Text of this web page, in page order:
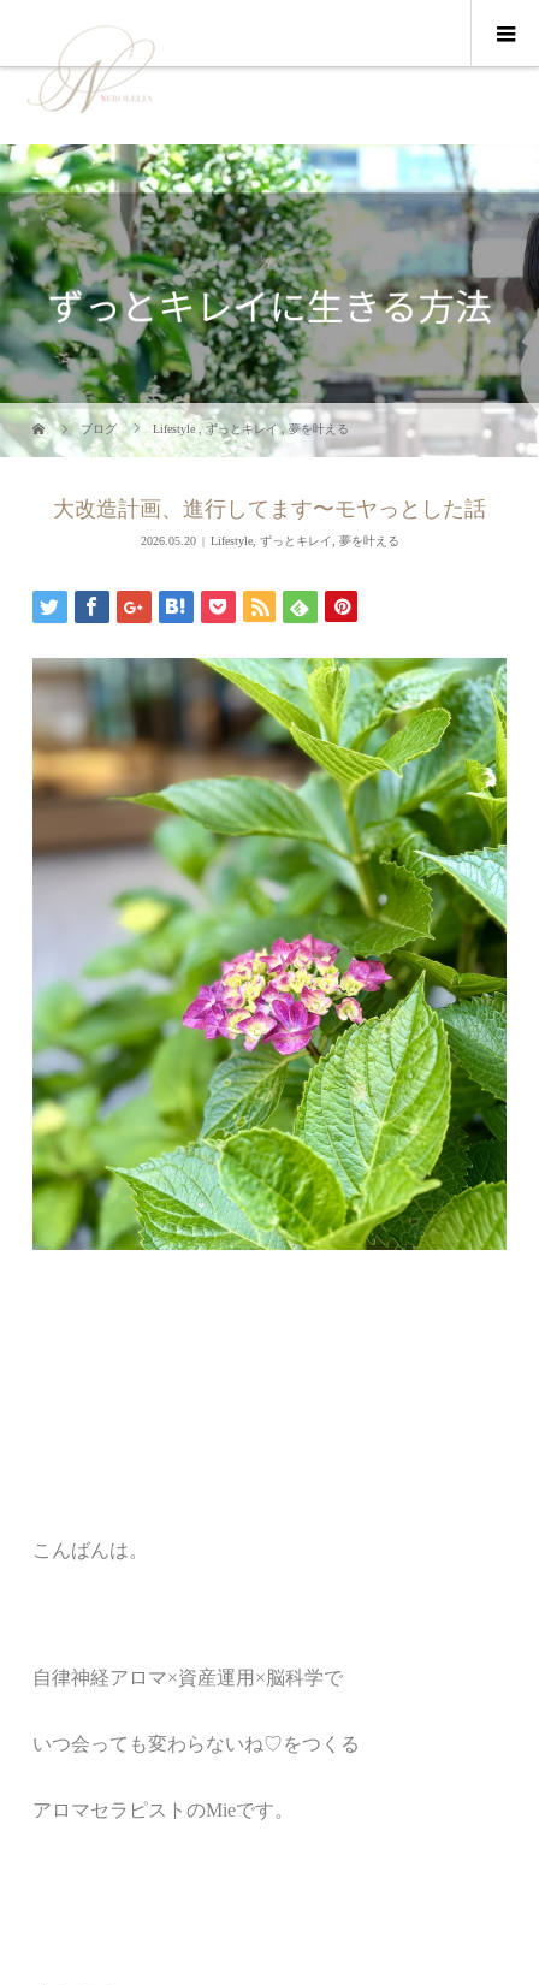
ブログ Lifestyle ,ずっとキレイ ,夢を叶える
大改造計画、進行してます〜モヤっとした話
2026.05.20 Lifestyle, ずっとキレイ, 夢を叶える
こんばんは。
自律神経アロマ×資産運用×脳科学で
いつ会っても変わらないね♡をつくる
アロマセラピストのMieです。